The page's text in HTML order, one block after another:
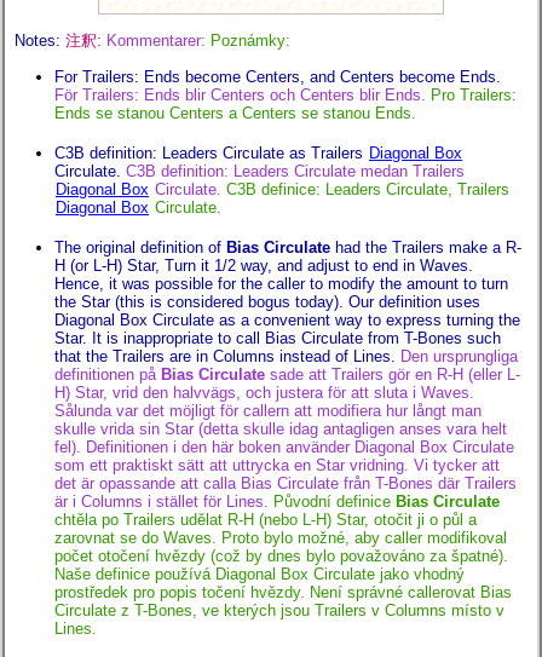
Notes: 注釈: Kommentarer: Poznámky:
For Trailers: Ends become Centers, and Centers become Ends.
För Trailers: Ends blir Centers och Centers blir Ends. Pro Trailers:
Ends se stanou Centers a Centers se stanou Ends.
C3B definition: Leaders Circulate as Trailers Diagonal Box
Circulate. C3B definition: Leaders Circulate medan Trailers
Diagonal Box Circulate. C3B definice: Leaders Circulate, Trailers
Diagonal Box Circulate.
The original definition of Bias Circulate had the Trailers make a R-
H (or L-H) Star, Turn it 1/2 way, and adjust to end in Waves.
Hence, it was possible for the caller to modify the amount to turn
the Star (this is considered bogus today). Our definition uses
Diagonal Box Circulate as a convenient way to express turning the
Star. It is inappropriate to call Bias Circulate from T-Bones such
that the Trailers are in Columns instead of Lines. Den ursprungliga
definitionen på Bias Circulate sade att Trailers gör en R-H (eller L-
H) Star, vrid den halvvägs, och justera för att sluta i Waves.
Sålunda var det möjligt för callern att modifiera hur långt man
skulle vrida sin Star (detta skulle idag antagligen anses vara helt
fel). Definitionen i den här boken använder Diagonal Box Circulate
som ett praktiskt sätt att uttrycka en Star vridning. Vi tycker att
det är opassande att calla Bias Circulate från T-Bones där Trailers
är i Columns i stället för Lines. Původní definice Bias Circulate
chtěla po Trailers udělat R-H (nebo L-H) Star, otočit ji o půl a
zarovnat se do Waves. Proto bylo možné, aby caller modifikoval
počet otočení hvězdy (což by dnes bylo považováno za špatné).
Naše definice používá Diagonal Box Circulate jako vhodný
prostředek pro popis točení hvězdy. Není správné callerovat Bias
Circulate z T-Bones, ve kterých jsou Trailers v Columns místo v
Lines.